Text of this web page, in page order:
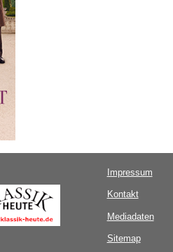
Impressum
Kontakt
Mediadaten
Sitemap